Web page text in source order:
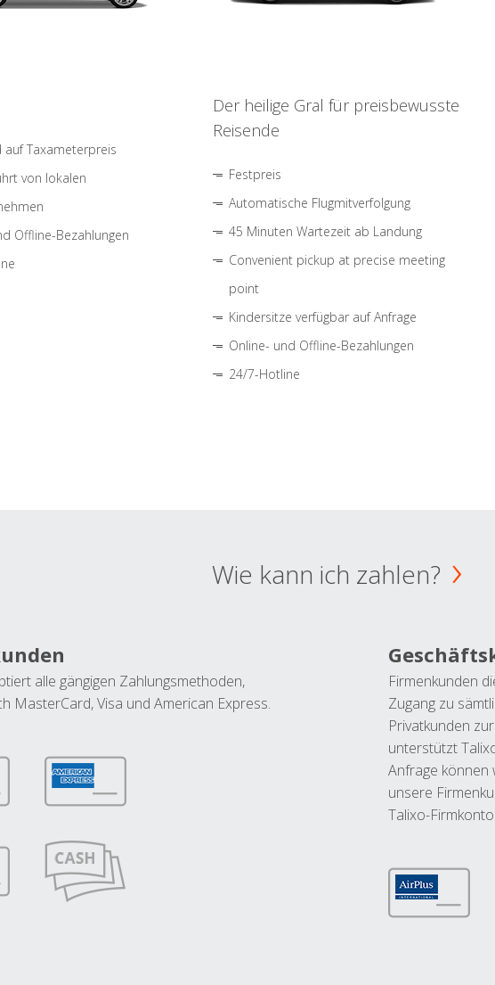
auf Taxameterpreis
von lokalen
Offline-Bezahlungen
Der heilige Gral für preisbewusste
Reisende
Festpreis
Automatische Flugmitverfolgung
45 Minuten Wartezeit ab Landung
Convenient pickup at precise meeting
point
Kindersitze verfügbar auf Anfrage
Online- und Offline-Bezahlungen
24/7-Hotline
Wie kann ich zahlen?
alle gängigen Zahlungsmethoden,
MasterCard, Visa und American Express.
Firmenkunden
Zugang zu
Privatkunden
unterstützt
Anfrage können
unsere
Talixo-